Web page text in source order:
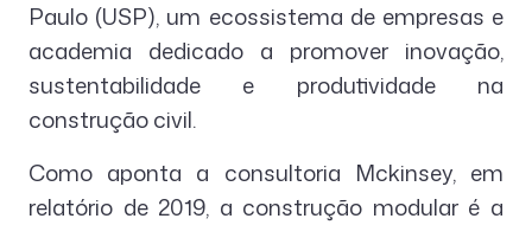
Paulo (USP), um ecossistema de empresas e
academia dedicado a promover inovação,
sustentabilidade e produtividade na
construção civil.
Como aponta a consultoria Mckinsey, em
relatório de 2019, a construção modular é a